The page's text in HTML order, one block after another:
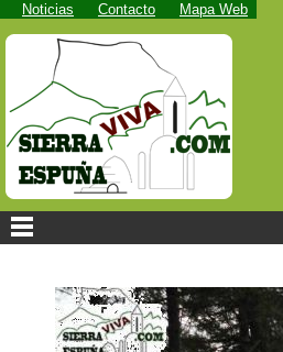
Noticias Contacto Mapa Web